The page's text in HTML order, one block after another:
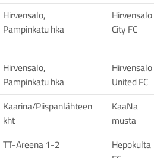
Hirvensalo,
Pampinkatu hka
Hirvensalo
City FC
Hirvensalo,
Pampinkatu hka
Hirvensalo
United FC
Kaarina/Piispanlähteen
kht
KaaNa
musta
TT-Areena 1-2
Hepokulta